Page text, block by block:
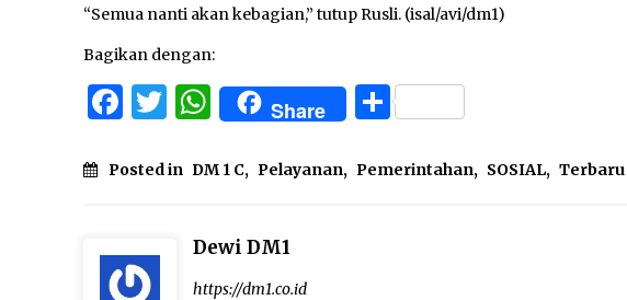
“Semua nanti akan kebagian,” tutup Rusli. (isal/avi/dm1)
Bagikan dengan:
Facebook
Twitter
WhatsApp
Share Share
Posted in DM 1 C, Pelayanan, Pemerintahan, SOSIAL, Terbaru
Dewi DM1
https://dm1.co.id